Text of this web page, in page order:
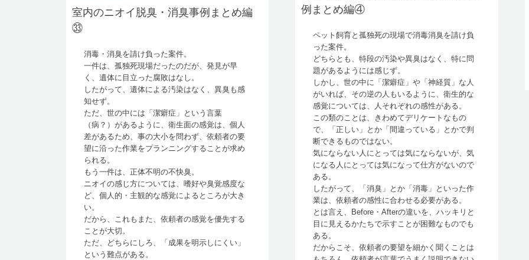
室内のニオイ脱臭・消臭事例まとめ編
㉝
消毒・消臭を請け負った案件。
一件は、孤独死現場だったのだが、発見が早
く、遺体に目立った腐敗はなし。
したがって、遺体による汚染はなく、異臭も感
知せず。
ただ、世の中には「潔癖症」という言葉
（病？）があるように、衛生面の感覚は、個人
差があるため、事の大小を問わず、依頼者の要
望に沿った作業をプランニングすることが求め
られる。
もう一件は、正体不明の不快臭。
ニオイの感じ方については、嗜好や臭覚感度な
ど、個人的・主観的な感覚によるところが大き
い。
だから、これもまた、依頼者の感覚を優先する
ことが大切。
ただ、どちらにしろ、「成果を明示しにくい」
という難点がある。
例まとめ編④
ペット飼育と孤独死の現場で消毒消臭を請け負
った案件。
どちらとも、特段の汚染や異臭はなく、特に問
題があるようには感じず。
しかし、世の中に「潔癖症」や「神経質」な人
がいれば、その逆の人もいるように、衛生的な
感覚については、人それぞれの感性がある。
この類のことは、きわめてデリケートなもの
で、「正しい」とか「間違っている」とかで判
断できるものではない。
気にならない人にとっては気にならないが、気
になる人にとっては気になって仕方がないので
ある。
したがって、「消臭」とか「消毒」といった作
業は、依頼者の感性に合わせる必要がある。
とは言え、Before・Afterの違いを、ハッキリと
目に見えるかたちで示すことが困難なものでも
ある。
だからこそ、依頼者の要望を細かく聞くことは